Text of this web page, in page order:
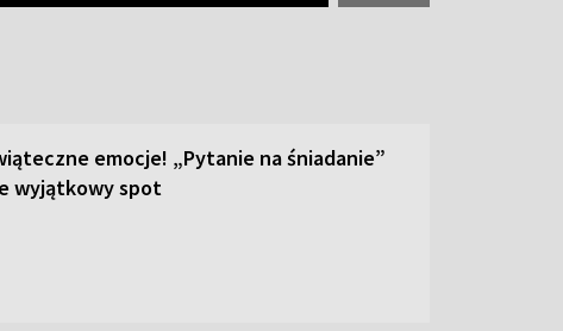
emocje! „Pytanie na śniadanie”
wyjątkowy spot